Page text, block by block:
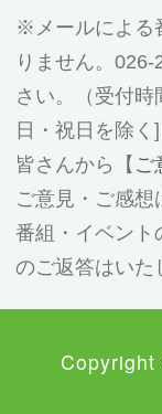
メールによ
りません。
さい。（受付時
日・祝日を除く]
皆さんから【 ご
ご意見・ご感
番組・イベント
のご返答はいた